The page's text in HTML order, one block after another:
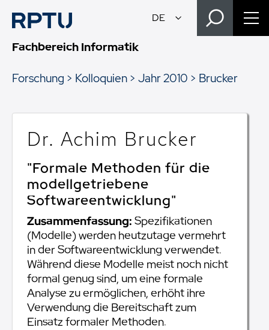
Fachbereich Informatik
Forschung
Kolloquien Jahr 2010 Brucker
Dr. Achim Brucker
"Formale Methoden für die
modellgetriebene
Softwareentwicklung"
Zusammenfassung:Spezifikationen
(Modelle) werden heutzutage vermehrt
in der Softwareentwicklung verwendet.
Während diese Modelle meist noch nicht
formal genug sind, um eine formale
Analyse zu ermöglichen, erhöht ihre
Verwendung die Bereitschaft zum
Einsatz formaler Methoden.